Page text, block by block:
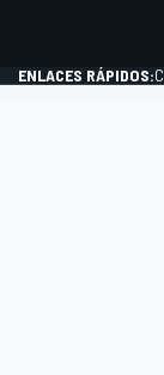
ENLACES RÁPIDOS: